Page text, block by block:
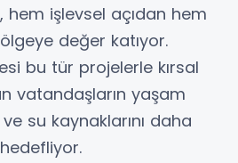
hem işlevsel açıdan hem
değer katıyor.
bu tür projelerle kırsal
vatandaşların yaşam
su kaynaklarını daha